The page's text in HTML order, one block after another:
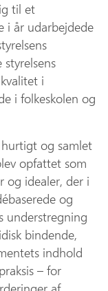
til et
i år udarbejdede
i
i folkeskolen og
og samlet
opfattet som
og idealer, der i
og
understregning
bindende,
indhold
– for